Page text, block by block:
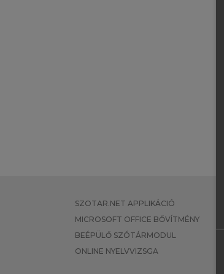
SZOTAR.NET APPLIKÁCIÓ
MICROSOFT OFFICE BŐVÍTMÉNY
BEÉPÜLŐ SZÓTÁRMODUL
ONLINE NYELVVIZSGA